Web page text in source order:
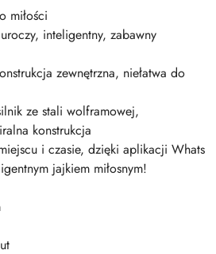
miłości
inteligentny, zabawny
zewnętrzna, niełatwa do
ze stali wolframowej,
konstrukcja
i czasie, dzięki aplikacji Whats
jajkiem miłosnym!